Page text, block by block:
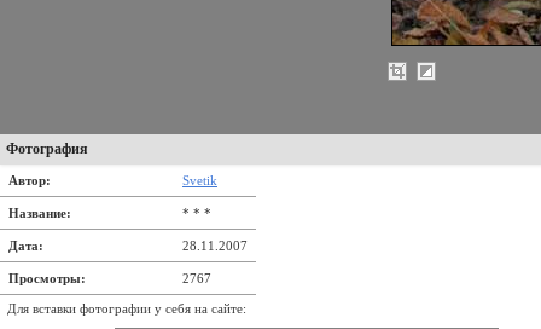
Фотография
Автор: Svetik
Название: * * *
Дата: 28.11.2007
Просмотры: 2767
Для вставки фотографии у себя на сайте: